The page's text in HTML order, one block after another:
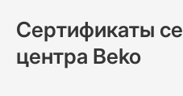
Сертификаты
центра Beko